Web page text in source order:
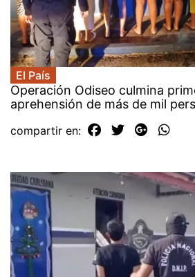
El País
Operación Odiseo culmina
aprehensión de más de mil
compartir en: